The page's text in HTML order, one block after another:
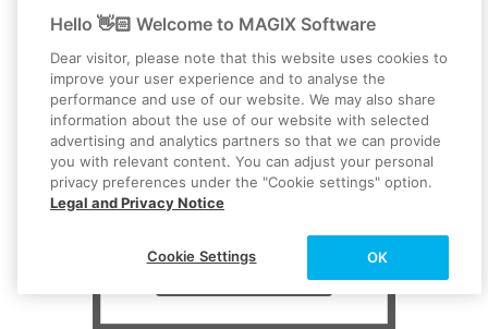
Hello 👋🏻 Welcome to MAGIX Software
Dear visitor, please note that this website uses cookies to
improve your user experience and to analyse the
performance and use of our website. We may also share
information about the use of our website with selected
advertising and analytics partners so that we can provide
you with relevant content. You can adjust your personal
privacy preferences under the "Cookie settings" option.
Legal and Privacy Notice
OK
Cookie Settings